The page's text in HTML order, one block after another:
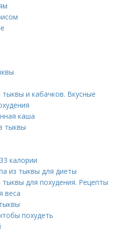
и кабачков. Вкусные
каша
тыквы
калории
из тыквы для диеты
для похудения. Рецепты
веса
похудеть